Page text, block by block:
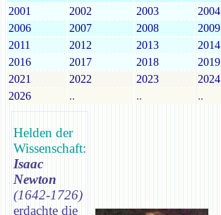
2001 2002 2003 2004
2006
2007 2008 2009
2011
2012 2013 2014
2016
2017 2018 2019
2021
2022 2023 2024
2026
.. .. ..
Helden der
Wissenschaft:
Isaac
Newton
(1642-1726)
erdachte die